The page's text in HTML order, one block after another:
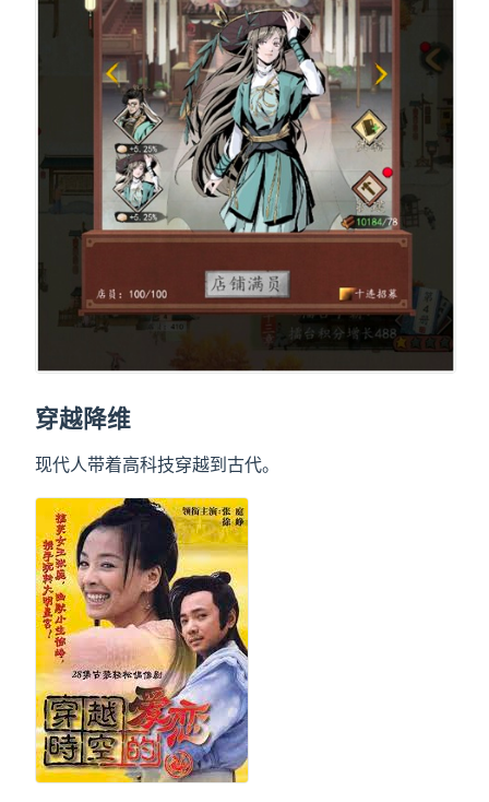
穿越降维
现代人带着高科技穿越到古代。